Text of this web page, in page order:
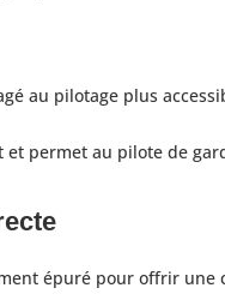
au pilotage plus
et permet au pilote de
épuré pour offrir une